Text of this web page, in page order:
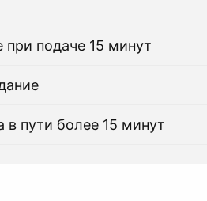
подаче 15 минут
в пути более 15 минут